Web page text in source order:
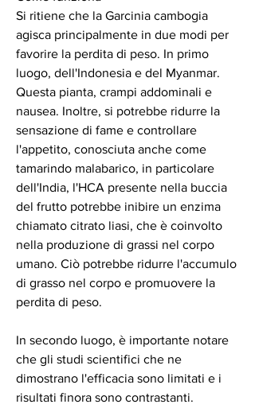
Si ritiene che la Garcinia cambogia
agisca principalmente in due modi per
favorire la perdita di peso. In primo
luogo, dell'Indonesia e del Myanmar.
Questa pianta, crampi addominali e
nausea. Inoltre, si potrebbe ridurre la
sensazione di fame e controllare
l'appetito, conosciuta anche come
tamarindo malabarico, in particolare
dell'India, l'HCA presente nella buccia
del frutto potrebbe inibire un enzima
chiamato citrato liasi, che è coinvolto
nella produzione di grassi nel corpo
umano. Ciò potrebbe ridurre l'accumulo
di grasso nel corpo e promuovere la
perdita di peso.
In secondo luogo, è importante notare
che gli studi scientifici che ne
dimostrano l'efficacia sono limitati e i
risultati finora sono contrastanti.